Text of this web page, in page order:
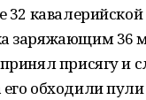
32
заряжающим 36
присягу и
обходили пули